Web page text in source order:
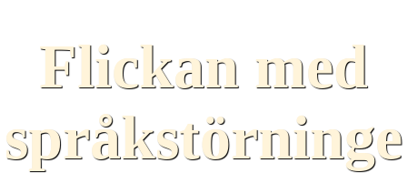
HJÄLPMEDEL
LÄNKAR
Flickan med
språkstörninge